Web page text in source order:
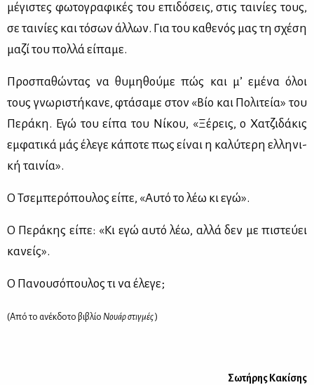
μέ­γι­στες φω­το­γρα­φι­κές του επι­δό­σεις, στις ται­νί­ες τους,
σε ται­νί­ες και τό­σων άλ­λων. Για του κα­θε­νός μας τη σχέ­ση
μα­ζί του πολ­λά εί­πα­με.
Προ­σπα­θώ­ντας να θυ­μη­θού­με πώς και μ’ εμέ­να όλοι
τους γνω­ρι­στή­κα­νε, φτά­σα­με στον «Βίο και Πο­λι­τεία» του
Πε­ρά­κη. Εγώ του εί­πα του Νί­κου, «Ξέ­ρεις, ο Χα­τζι­δά­κις
εμ­φα­τι­κά μάς έλε­γε κά­πο­τε πως εί­ναι η κα­λύ­τε­ρη ελ­λη­νι­
κή ται­νία».
Ο Τσε­μπε­ρό­που­λος εί­πε, «Αυ­τό το λέω κι εγώ».
Ο Πε­ρά­κης εί­πε: «Κι εγώ αυ­τό λέω, αλ­λά δεν με πι­στεύ­ει
κα­νείς».
Ο Πα­νου­σό­που­λος τι να έλε­γε;
(Από το ανέκ­δο­το βι­βλίο Νουάρ στιγ­μές)
Σω­τή­ρης Κα­κί­σης